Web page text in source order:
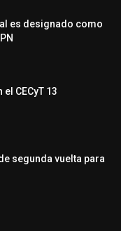
es designado como
CECyT 13
segunda vuelta para